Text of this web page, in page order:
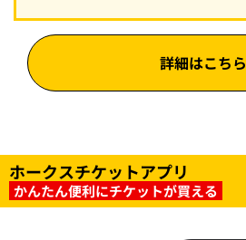
詳細はこちら
ホークスチケットアプリ
かんたん便利にチケットが買える